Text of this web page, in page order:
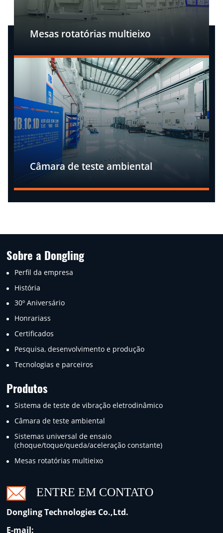
Mesas rotatórias multieixo
Câmara de teste ambiental
Sobre a Dongling
Perfil da empresa
História
30º Aniversário
Honrariass
Certificados
Pesquisa, desenvolvimento e produção
Tecnologias e parceiros
Produtos
Sistema de teste de vibração eletrodinâmico
Câmara de teste ambiental
Sistemas universal de ensaio
(choque/toque/queda/aceleração constante)
Mesas rotatórias multieixo
ENTRE EM CONTATO
Dongling Technologies Co.,Ltd.
E-mail: